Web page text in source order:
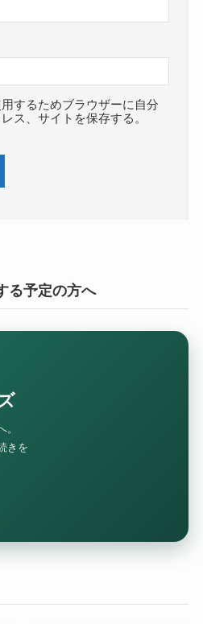
するためブラウザーに自分
ス、サイトを保存する。
る予定の方へ
きを